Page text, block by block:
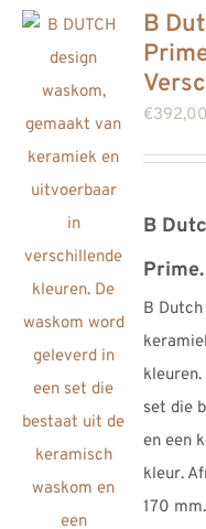
Deze
optie
kan
de
B
€392,00
B
B
set die
en een
kleur.
170 mm.